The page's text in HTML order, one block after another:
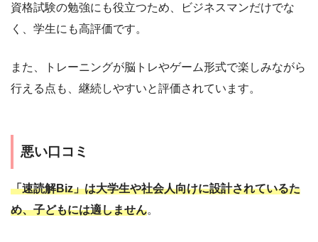
資格試験の勉強にも役立つため、ビジネスマンだけでな
く、学生にも高評価です。
また、トレーニングが脳トレやゲーム形式で楽しみながら
行える点も、継続しやすいと評価されています。
悪い口コミ
「速読解Biz」は大学生や社会人向けに設計されているた
め、子どもには適しません。